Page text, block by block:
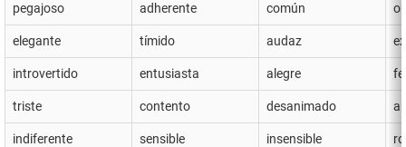
pegajoso adherente común
elegante tímido audaz
introvertido entusiasta alegre
triste contento desanimado
indiferente sensible insensible